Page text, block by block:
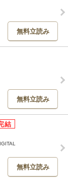
無料立読み
無料立読み
無料立読み